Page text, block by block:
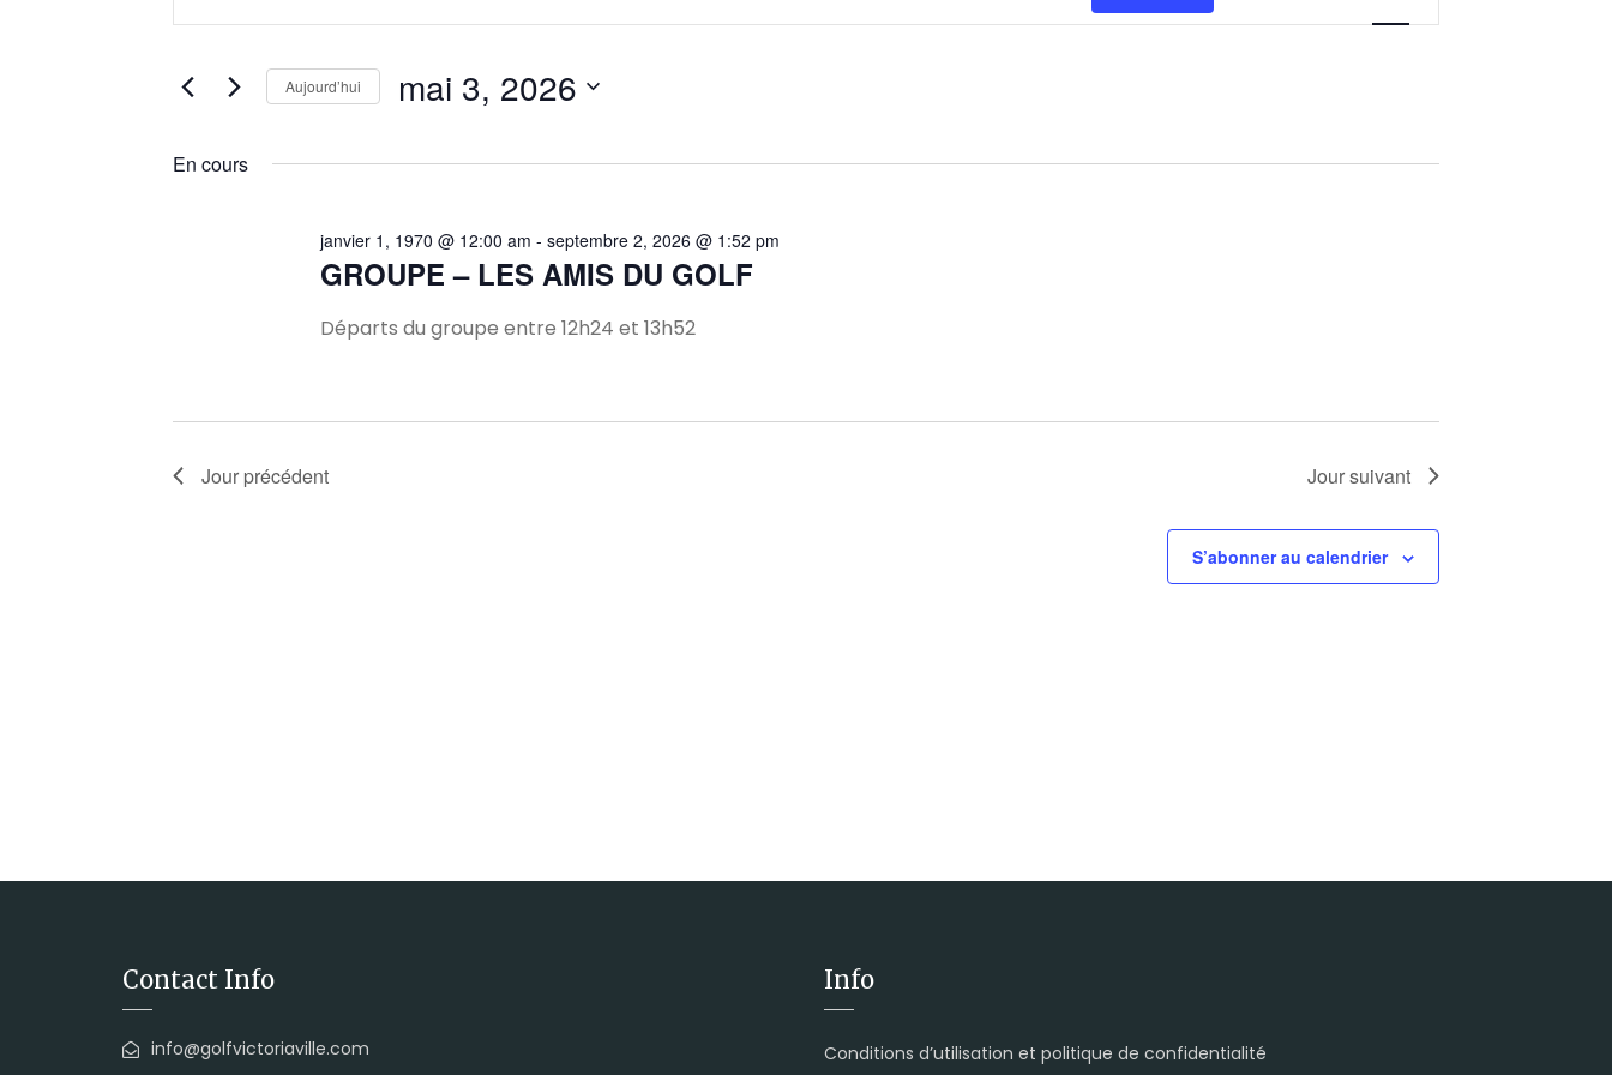
navigation
de
Évènements
Rechercher
Évènements
mot-
de
Évènement
Aujourd’hui mai 3, 2026
En cours
GROUPE – LES AMIS DU GOLF
janvier 1, 1970 @ 12:00 am - septembre 2, 2026 @ 1:52 pm
Départs du groupe entre 12h24 et 13h52
Jour précédent Jour suivant
S’abonner au calendrier
Contact Info
info@golfvictoriaville.com
Info
Conditions d’utilisation et politique de confidentialité